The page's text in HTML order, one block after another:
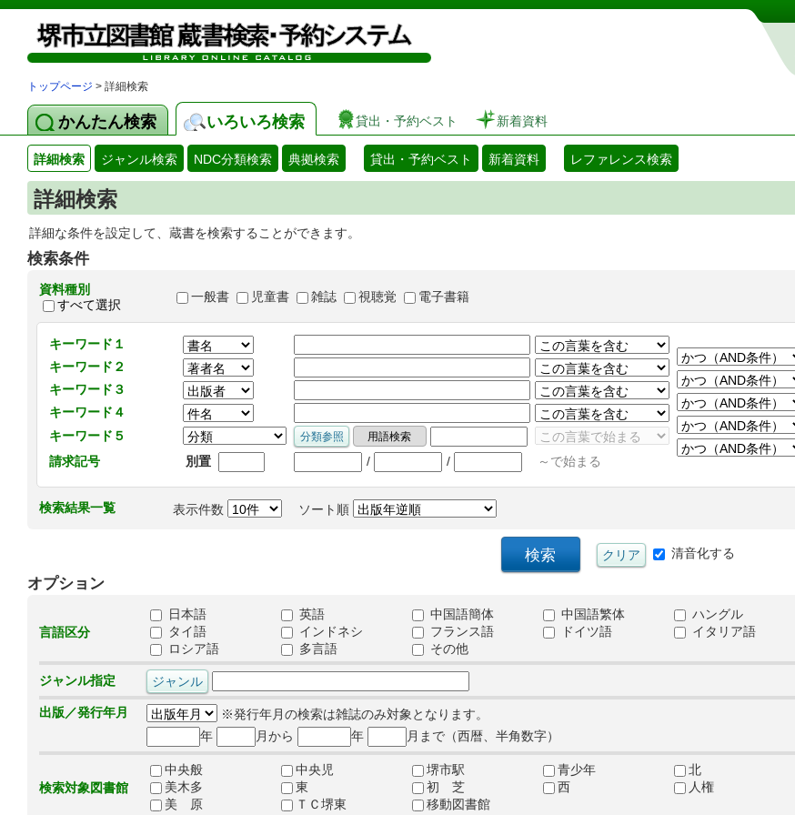
図書館 蔵書検索・予約システム
トップページ > 詳細検索
かんたん検索 いろいろ検索 貸出・予約ベスト 新着資料
詳細検索 ジャンル検索 NDC分類検索 典拠検索 貸出・予約ベスト 新着資料 レファレンス検索
詳細検索
詳細な条件を設定して、蔵書を検索することができます。
検索条件
資料種別
すべて選択
一般書 児童書 雑誌 視聴覚 電子書籍
キーワード１
キーワード２
キーワード３
キーワード４
キーワード５
請求記号
別置 / / ～で始まる
検索結果一覧 表示件数 ソート順
清音化する
オプション
言語区分
日本語 英語 中国語簡体 中国語繁体 ハングル
タイ語
インドネシ フランス語 ドイツ語 イタリア語
ロシア語
多言語 その他
ジャンル指定
出版／発行年月
※発行年月の検索は雑誌のみ対象となります。
年
月から 年 月まで（西暦、半角数字）
検索対象図書館
中央般 中央児 堺市駅 青少年 北
美木多
東 初 芝 西 人権
美 原
ＴＣ堺東 移動図書館